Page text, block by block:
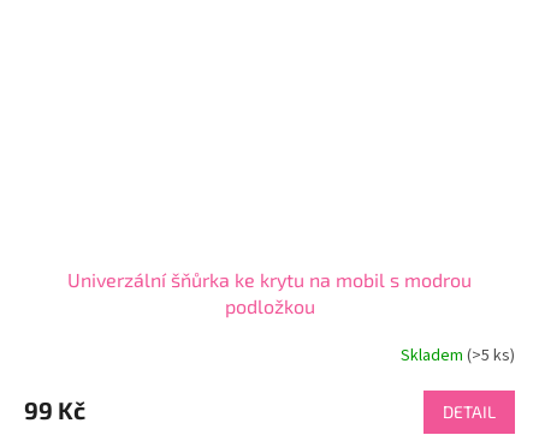
Univerzální šňůrka ke krytu na mobil s modrou
podložkou
produktu
je
Skladem(>5 ks)
99 Kč DETAIL